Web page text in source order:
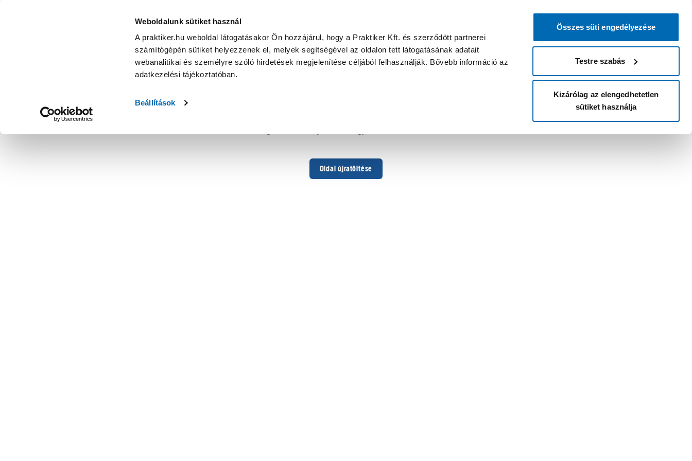
Weboldalunk sütiket használ
A praktiker.hu weboldal látogatásakor Ön hozzájárul, hogy a Praktiker Kft. és szerződött partnerei
számítógépén sütiket helyezzenek el, melyek segítségével az oldalon tett látogatásának adatait
webanalitikai és személyre szóló hirdetések megjelenítése céljából felhasználják. Bővebb információ az
adatkezelési tájékoztatóban.
Beállítások
Összes süti engedélyezése
Testre szabás
Kizárólag az elengedhetetlen
sütiket használja
Oldal újratöltése